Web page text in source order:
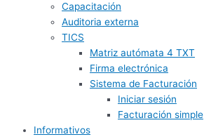
Capacitación
Auditoria externa
TICS
Matriz autómata 4 TXT
Firma electrónica
Sistema de Facturación
Iniciar sesión
Facturación simple
Informativos